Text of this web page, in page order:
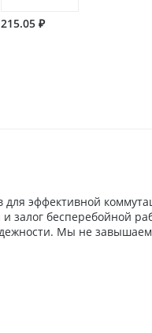
215.05 ₽
для эффективной
залог бесперебойной
Мы не